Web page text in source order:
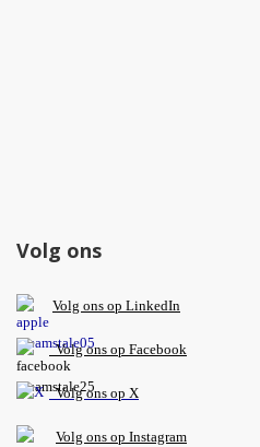
Volg ons
Volg ons op LinkedIn
Volg ons op Facebook
Volg ons op X
Volg ons op Instagram